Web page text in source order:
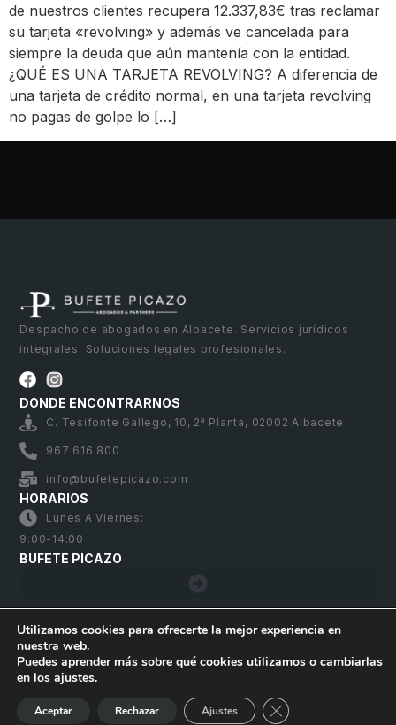
de nuestros clientes recupera 12.337,83€ tras reclamar
su tarjeta «revolving» y además ve cancelada para
siempre la deuda que aún mantenía con la entidad.
¿QUÉ ES UNA TARJETA REVOLVING? A diferencia de
una tarjeta de crédito normal, en una tarjeta revolving
no pagas de golpe lo […]
Despacho de abogados en Albacete. Servicios jurídicos
integrales. Soluciones legales profesionales.
DONDE ENCONTRARNOS
C. Tesifonte Gallego, 10, 2ª Planta, 02002 Albacete
967 616 800
info@bufetepicazo.com
HORARIOS
Lunes A Viernes:
9:00-14:00
BUFETE PICAZO
Bufete Picazo – Copyright 2026. Todos los derechos
reservados
Utilizamos cookies para ofrecerte la mejor experiencia en
nuestra web.
Puedes aprender más sobre qué cookies utilizamos o cambiarlas
en los ajustes.
Aceptar Rechazar Ajustes Cerrar el banner de